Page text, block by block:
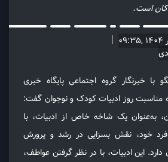
است.
با خبرنگار گروه اجتماعی پایگاه خبری
مناسبت روز ادبیات کودک و نوجوان گفت:
به‌عنوان یک شاخه خاص از ادبیات، با
خود، نقش بسزایی در رشد و پرورش
این ادبیات، با در نظر گرفتن عواطف،